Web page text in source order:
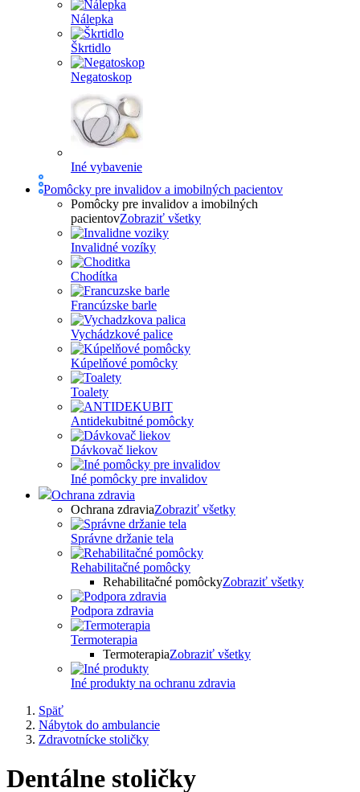
Nálepka
Škrtidlo
Negatoskop
Iné vybavenie
Pomôcky pre invalidov a imobilných pacientov
Pomôcky pre invalidov a imobilných
pacientovZobraziť všetky
Invalidné vozíky
Chodítka
Francúzske barle
Vychádzkové palice
Kúpelňové pomôcky
Toalety
Antidekubitné pomôcky
Dávkovač liekov
Iné pomôcky pre invalidov
Ochrana zdravia
Ochrana zdraviaZobraziť všetky
Správne držanie tela
Rehabilitačné pomôcky
Rehabilitačné pomôckyZobraziť všetky
Podpora zdravia
Termoterapia
TermoterapiaZobraziť všetky
Iné produkty na ochranu zdravia
Späť
Nábytok do ambulancie
Zdravotnícke stoličky
Dentálne stoličky